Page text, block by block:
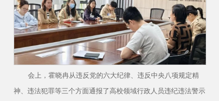
会上，霍晓冉从违反党的六大纪律、违反中央八项规定精
神、违法犯罪等三个方面通报了高校领域行政人员违纪违法警示